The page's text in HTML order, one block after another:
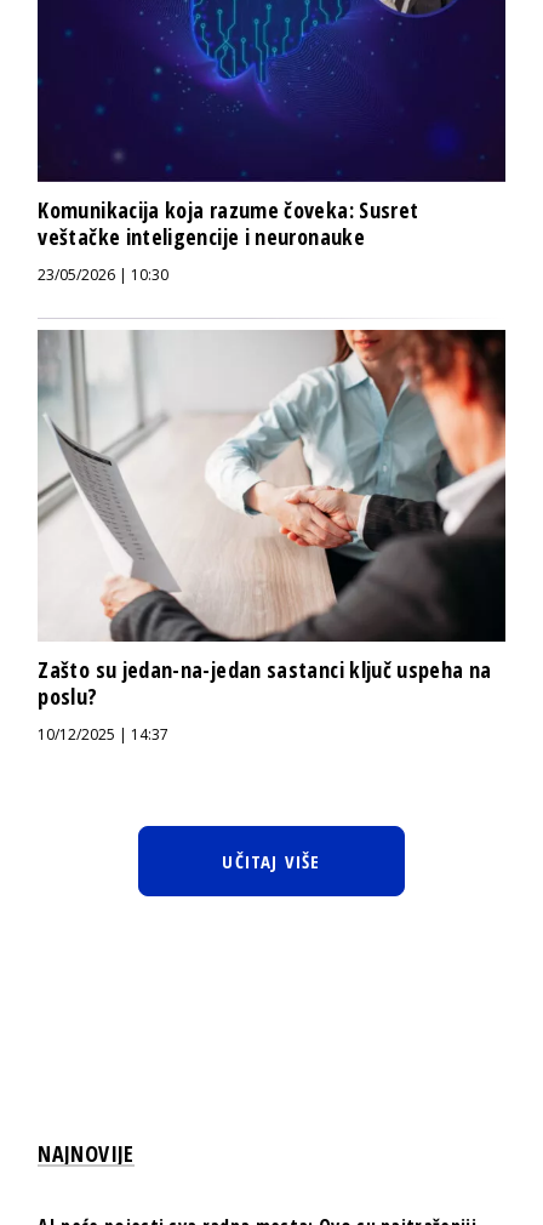
Komunikacija koja razume čoveka: Susret
veštačke inteligencije i neuronauke
23/05/2026 | 10:30
Zašto su jedan-na-jedan sastanci ključ uspeha na
poslu?
10/12/2025 | 14:37
UČITAJ VIŠE
NAJNOVIJE